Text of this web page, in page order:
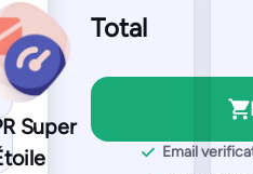
Total
Email
tests
tests
Super